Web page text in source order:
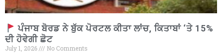
ਪੰਜਾਬ ਬੋਰਡ ਨੇ ਬੁੱਕ ਪੋਰਟਲ ਕੀਤਾ ਲਾਂਚ, ਕਿਤਾਬਾਂ ‘ਤੇ 15%
ਦੀ ਹੋਵੇਗੀ ਛੋਟ
July 1, 2026
No Comments